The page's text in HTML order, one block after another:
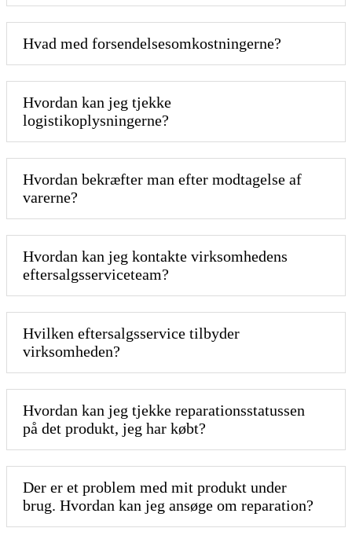
Hvad med forsendelsesomkostningerne?
Hvordan kan jeg tjekke
logistikoplysningerne?
Hvordan bekræfter man efter modtagelse af
varerne?
Hvordan kan jeg kontakte virksomhedens
eftersalgsserviceteam?
Hvilken eftersalgsservice tilbyder
virksomheden?
Hvordan kan jeg tjekke reparationsstatussen
på det produkt, jeg har købt?
Der er et problem med mit produkt under
brug. Hvordan kan jeg ansøge om reparation?